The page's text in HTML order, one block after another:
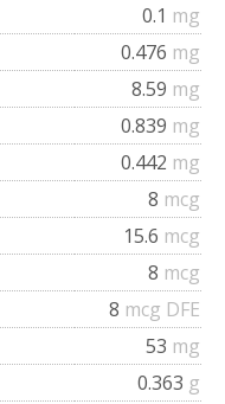
0.1 mg
0.476 mg
8.59 mg
0.839 mg
0.442 mg
8 mcg
15.6 mcg
8 mcg
8 mcg DFE
53 mg
0.363 g